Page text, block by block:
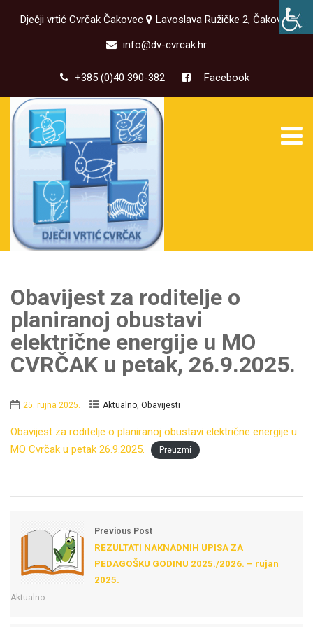
Dječji vrtić Cvrčak Čakovec
Lavoslava Ružičke 2, Čakovec
info@dv-cvrcak.hr
+385 (0)40 390-382 Facebook
Obavijest za roditelje o
planiranoj obustavi
električne energije u MO
CVRČAK u petak, 26.9.2025.
25. rujna 2025. Aktualno Obavijesti
Obavijest za roditelje o planiranoj obustavi električne energije u
MO Cvrčak u petak 26.9.2025.
Preuzmi
Previous Post
REZULTATI NAKNADNIH UPISA ZA
PEDAGOŠKU GODINU 2025./2026. – rujan
2025.
Aktualno